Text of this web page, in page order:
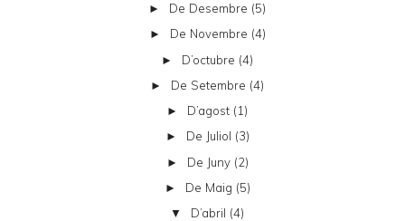
► De Desembre (5)
► De Novembre (4)
► D’octubre (4)
► De Setembre (4)
► D’agost (1)
► De Juliol (3)
► De Juny (2)
► De Maig (5)
▼ D’abril (4)